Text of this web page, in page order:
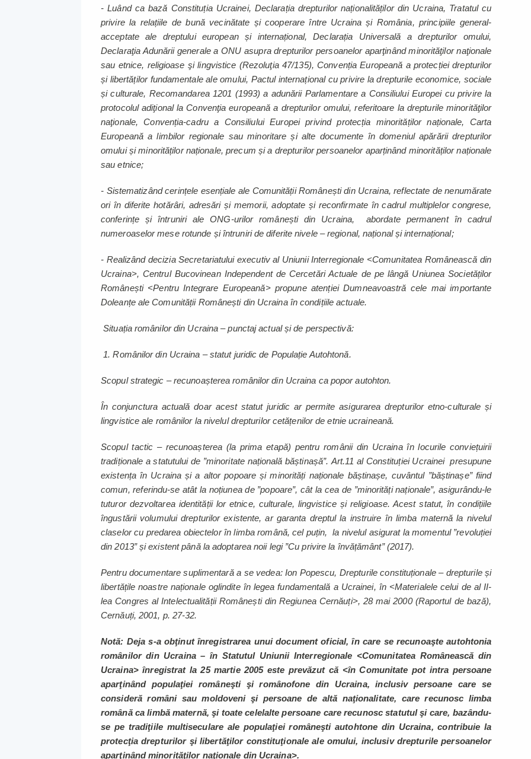
- Luând ca bază Constituția Ucrainei, Declarația drepturilor naționalităților din Ucraina, Tratatul cu
privire la relațiile de bună vecinătate și cooperare între Ucraina și România, principiile general-
acceptate ale dreptului european și internațional, Declarația Universală a drepturilor omului,
Declaraţia Adunării generale a ONU asupra drepturilor persoanelor aparţinând minorităţilor naţionale
sau etnice, religioase şi lingvistice (Rezoluţia 47/135), Convenția Europeană a protecției drepturilor
și libertăților fundamentale ale omului, Pactul internațional cu privire la drepturile economice, sociale
și culturale, Recomandarea 1201 (1993) a adunării Parlamentare a Consiliului Europei cu privire la
protocolul adiţional la Convenţia europeană a drepturilor omului, referitoare la drepturile minorităţilor
naţionale, Convenția-cadru a Consiliului Europei privind protecția minorităților naționale, Carta
Europeană a limbilor regionale sau minoritare și alte documente în domeniul apărării drepturilor
omului și minorităților naționale, precum și a drepturilor persoanelor aparținând minorităților naționale
sau etnice;
- Sistematizând cerințele esențiale ale Comunității Românești din Ucraina, reflectate de nenumărate
ori în diferite hotărâri, adresări și memorii, adoptate și reconfirmate în cadrul multiplelor congrese,
conferințe și întruniri ale ONG-urilor românești din Ucraina, abordate permanent în cadrul
numeroaselor mese rotunde și întruniri de diferite nivele – regional, național și internațional;
- Realizând decizia Secretariatului executiv al Uniunii Interregionale <Comunitatea Românească din
Ucraina>, Centrul Bucovinean Independent de Cercetări Actuale de pe lângă Uniunea Societăților
Românești <Pentru Integrare Europeană> propune atenției Dumneavoastră cele mai importante
Doleanțe ale Comunității Românești din Ucraina în condițiile actuale.
Situația românilor din Ucraina – punctaj actual și de perspectivă:
1. Românilor din Ucraina – statut juridic de Populație Autohtonă.
Scopul strategic – recunoașterea românilor din Ucraina ca popor autohton.
În conjunctura actuală doar acest statut juridic ar permite asigurarea drepturilor etno-culturale și
lingvistice ale românilor la nivelul drepturilor cetățenilor de etnie ucraineană.
Scopul tactic – recunoașterea (la prima etapă) pentru românii din Ucraina în locurile conviețuirii
tradiționale a statutului de ”minoritate națională băștinașă”. Art.11 al Constituției Ucrainei presupune
existența în Ucraina și a altor popoare și minorități naționale băștinașe, cuvântul ”băștinașe” fiind
comun, referindu-se atât la noțiunea de ”popoare”, cât la cea de ”minorități naționale”, asigurându-le
tuturor dezvoltarea identității lor etnice, culturale, lingvistice și religioase. Acest statut, în condițiile
îngustării volumului drepturilor existente, ar garanta dreptul la instruire în limba maternă la nivelul
claselor cu predarea obiectelor în limba română, cel puțin, la nivelul asigurat la momentul ”revoluției
din 2013” și existent până la adoptarea noii legi ”Cu privire la învățământ” (2017).
Pentru documentare suplimentară a se vedea: Ion Popescu, Drepturile constituționale – drepturile și
libertățile noastre naționale oglindite în legea fundamentală a Ucrainei, în <Materialele celui de al II-
lea Congres al Intelectualității Românești din Regiunea Cernăuți>, 28 mai 2000 (Raportul de bază),
Cernăuți, 2001, p. 27-32.
Notă: Deja s-a obţinut înregistrarea unui document oficial, în care se recunoaşte autohtonia
românilor din Ucraina – în Statutul Uniunii Interregionale <Comunitatea Românească din
Ucraina> înregistrat la 25 martie 2005 este prevăzut că <în Comunitate pot intra persoane
aparţinând populaţiei româneşti şi românofone din Ucraina, inclusiv persoane care se
consideră români sau moldoveni şi persoane de altă naţionalitate, care recunosc limba
română ca limbă maternă, şi toate celelalte persoane care recunosc statutul şi care, bazându-
se pe tradiţiile multiseculare ale populaţiei româneşti autohtone din Ucraina, contribuie la
protecţia drepturilor şi libertăţilor constituţionale ale omului, inclusiv drepturile persoanelor
aparţinând minorităţilor naţionale din Ucraina>.